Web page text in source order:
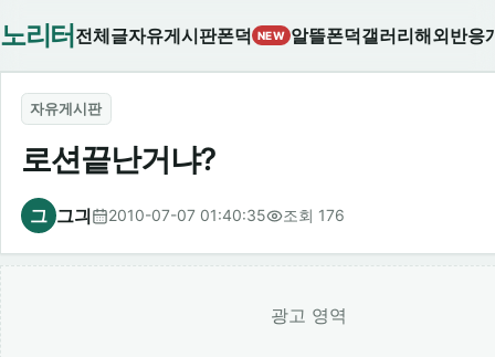
노리터 전체글자유게시판폰덕 NEW 알뜰폰덕갤러리해외반응
자유게시판
로션끝난거냐?
그 그긔 2010-07-07 01:40:35 조회 176
광고 영역